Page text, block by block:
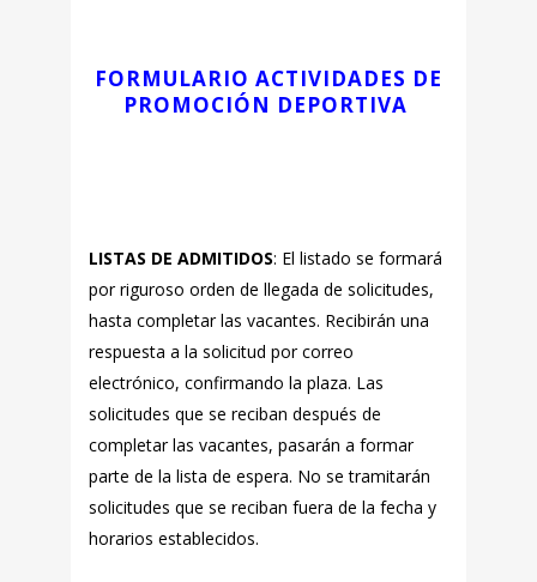
FORMULARIO ACTIVIDADES DE
PROMOCIÓN DEPORTIVA
LISTAS DE ADMITIDOS: El listado se formará
por riguroso orden de llegada de solicitudes,
hasta completar las vacantes. Recibirán una
respuesta a la solicitud por correo
electrónico, confirmando la plaza. Las
solicitudes que se reciban después de
completar las vacantes, pasarán a formar
parte de la lista de espera. No se tramitarán
solicitudes que se reciban fuera de la fecha y
horarios establecidos.